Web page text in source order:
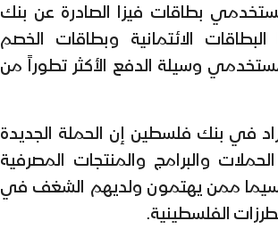
بطاقات فيزا الصادرة عن بنك
الائتمانية وبطاقات الخصم
وسيلة الدفع الأكثر تطوراً من
في بنك فلسطين إن الحملة الجديدة
والبرامج والمنتجات المصرفية
سيما ممن يهتمون ولديهم الشغف في
الفلسطينية.